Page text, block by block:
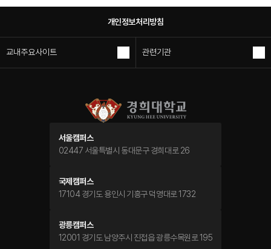
개인정보처리방침
교내주요사이트 관련기관
서울캠퍼스
02447 서울특별시 동대문구 경희대로 26
국제캠퍼스
17104 경기도 용인시 기흥구 덕영대로 1732
광릉캠퍼스
12001 경기도 남양주시 진접읍 광릉수목원로 195